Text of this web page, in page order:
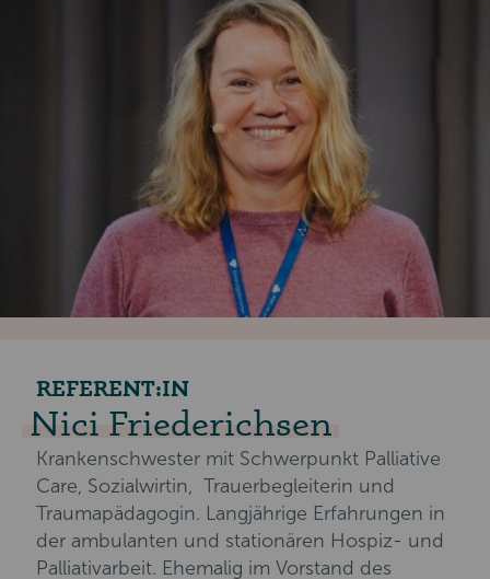
REFERENT:IN
Nici Friederichsen
Krankenschwester mit Schwerpunkt Palliative
Care, Sozialwirtin, Trauerbegleiterin und
Traumapädagogin. Langjährige Erfahrungen in
der ambulanten und stationären Hospiz- und
Palliativarbeit. Ehemalig im Vorstand des